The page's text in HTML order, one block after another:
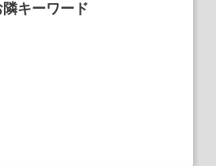
キーワード